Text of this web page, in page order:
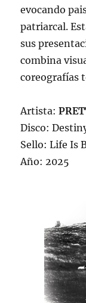
evocando
patriarcal.
sus
combina
coreografías
Artista:
Disco:
Sello: Life Is
Año: 2025